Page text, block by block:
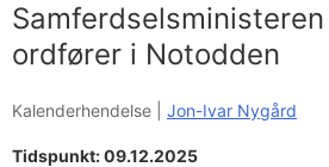
ordfører i Notodden
Kalenderhendelse | Jon-Ivar Nygård
Tidspunkt: 09.12.2025